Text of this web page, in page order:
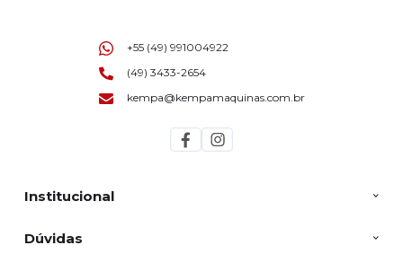
Institucional
Dúvidas
+55 (49) 991004922
(49) 3433-2654
kempa@kempamaquinas.com.br